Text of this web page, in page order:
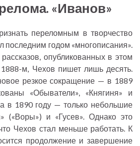
«Иванов»
переломным в творчество
последним годом «многописания».
опубликованных в этом
м, Чехов пишет лишь десять.
резкое сокращение — в 1889
«Обыватели», «Княгиня» и
а в 1890 году — только небольшие
(«Воры») и «Гусев». Однако это
Чехов стал меньше работать. К
продолжение и завершение